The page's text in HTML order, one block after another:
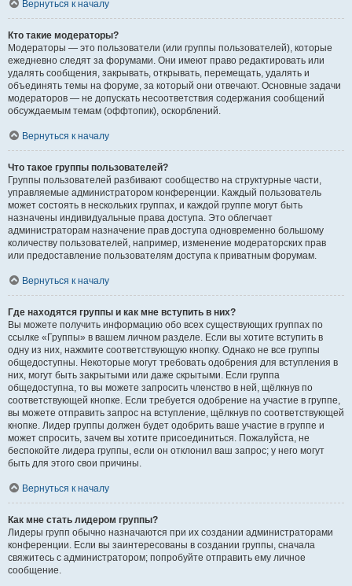
Вернуться к началу
Кто такие модераторы?
Модераторы — это пользователи (или группы пользователей), которые
ежедневно следят за форумами. Они имеют право редактировать или
удалять сообщения, закрывать, открывать, перемещать, удалять и
объединять темы на форуме, за который они отвечают. Основные задачи
модераторов — не допускать несоответствия содержания сообщений
обсуждаемым темам (оффтопик), оскорблений.
Вернуться к началу
Что такое группы пользователей?
Группы пользователей разбивают сообщество на структурные части,
управляемые администратором конференции. Каждый пользователь
может состоять в нескольких группах, и каждой группе могут быть
назначены индивидуальные права доступа. Это облегчает
администраторам назначение прав доступа одновременно большому
количеству пользователей, например, изменение модераторских прав
или предоставление пользователям доступа к приватным форумам.
Вернуться к началу
Где находятся группы и как мне вступить в них?
Вы можете получить информацию обо всех существующих группах по
ссылке «Группы» в вашем личном разделе. Если вы хотите вступить в
одну из них, нажмите соответствующую кнопку. Однако не все группы
общедоступны. Некоторые могут требовать одобрения для вступления в
них, могут быть закрытыми или даже скрытыми. Если группа
общедоступна, то вы можете запросить членство в ней, щёлкнув по
соответствующей кнопке. Если требуется одобрение на участие в группе,
вы можете отправить запрос на вступление, щёлкнув по соответствующей
кнопке. Лидер группы должен будет одобрить ваше участие в группе и
может спросить, зачем вы хотите присоединиться. Пожалуйста, не
беспокойте лидера группы, если он отклонил ваш запрос; у него могут
быть для этого свои причины.
Вернуться к началу
Как мне стать лидером группы?
Лидеры групп обычно назначаются при их создании администраторами
конференции. Если вы заинтересованы в создании группы, сначала
свяжитесь с администратором; попробуйте отправить ему личное
сообщение.